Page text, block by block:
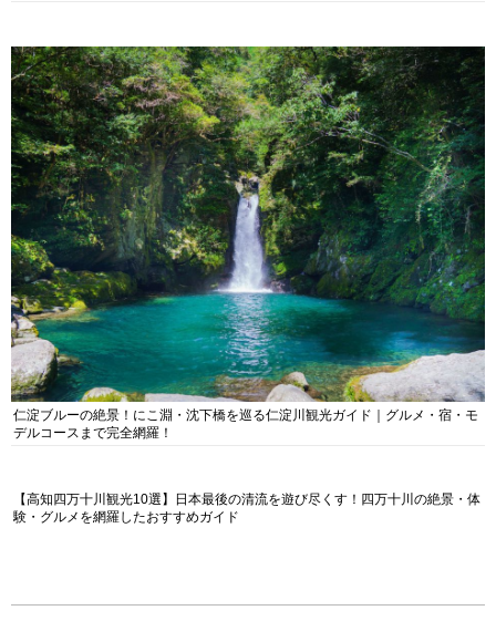
仁淀ブルーの絶景！にこ淵・沈下橋を巡る仁淀川観光ガイド｜グルメ・宿・モ
デルコースまで完全網羅！
【高知四万十川観光10選】日本最後の清流を遊び尽くす！四万十川の絶景・体
験・グルメを網羅したおすすめガイド